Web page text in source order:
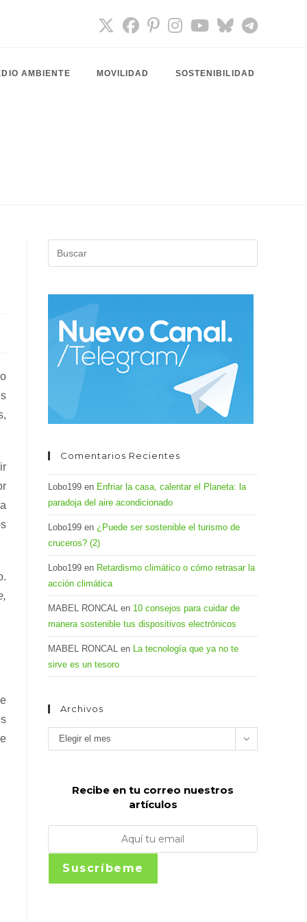
AMBIENTE MOVILIDAD SOSTENIBILIDAD
Escape
Comentarios Recientes
Lobo199 en Enfriar la casa, calentar el Planeta: la
paradoja del aire acondicionado
Lobo199 en ¿Puede ser sostenible el turismo de
cruceros? (2)
Lobo199 en Retardismo climático o cómo retrasar la
acción climática
MABEL RONCAL en 10 consejos para cuidar de
manera sostenible tus dispositivos electrónicos
MABEL RONCAL en La tecnología que ya no te
sirve es un tesoro
Archivos
Archivos
Elegir el mes
Recibe en tu correo nuestros
artículos
Suscríbeme